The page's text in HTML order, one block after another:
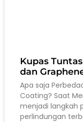
Kupas
dan
Apa saja
Coating? Saat
menjadi langkah
perlindungan